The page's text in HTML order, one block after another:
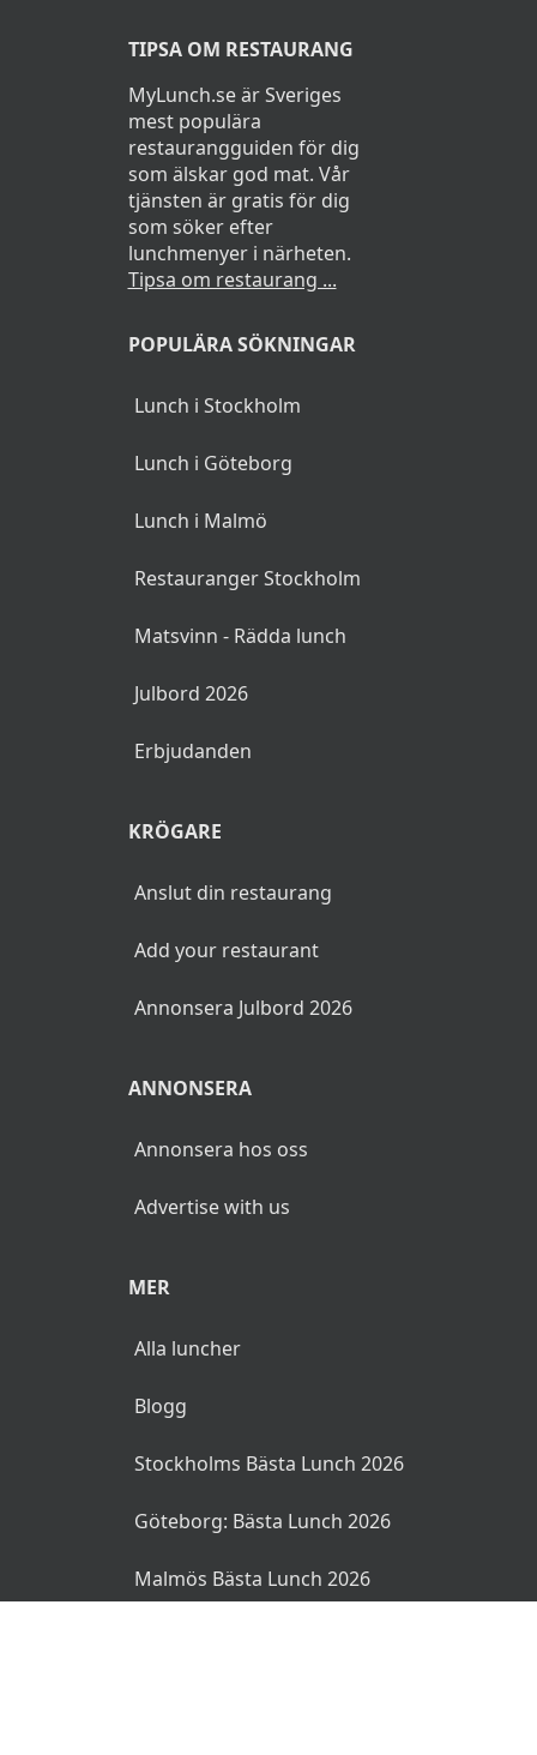
TIPSA OM RESTAURANG
MyLunch.se är Sveriges
mest populära
restaurangguiden för dig
som älskar god mat. Vår
tjänsten är gratis för dig
som söker efter
lunchmenyer i närheten.
Tipsa om restaurang ...
POPULÄRA SÖKNINGAR
Lunch i Stockholm
Lunch i Göteborg
Lunch i Malmö
Restauranger Stockholm
Matsvinn - Rädda lunch
Julbord 2026
Erbjudanden
KRÖGARE
Anslut din restaurang
Add your restaurant
Annonsera Julbord 2026
ANNONSERA
Annonsera hos oss
Advertise with us
MER
Alla luncher
Blogg
Stockholms Bästa Lunch 2026
Göteborg: Bästa Lunch 2026
Malmös Bästa Lunch 2026